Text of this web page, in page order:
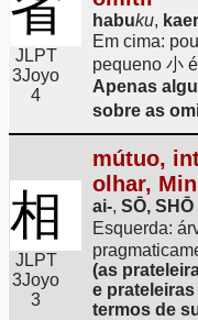
JLPT
3Joyo
4
habuku,
Em cima:
pequeno 小
Apenas
sobre as
相
JLPT
3Joyo
3
mútuo,
olhar,
ai-, SŌ, SHŌ
Esquerda:
(as
e
termos de